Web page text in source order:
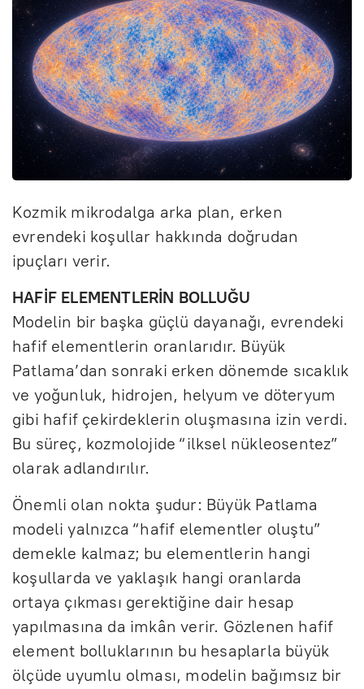
Kozmik mikrodalga arka plan, erken
evrendeki koşullar hakkında doğrudan
ipuçları verir.
HAFİF ELEMENTLERİN BOLLUĞU
Modelin bir başka güçlü dayanağı, evrendeki
hafif elementlerin oranlarıdır. Büyük
Patlama’dan sonraki erken dönemde sıcaklık
ve yoğunluk, hidrojen, helyum ve döteryum
gibi hafif çekirdeklerin oluşmasına izin verdi.
Bu süreç, kozmolojide “ilksel nükleosentez”
olarak adlandırılır.
Önemli olan nokta şudur: Büyük Patlama
modeli yalnızca “hafif elementler oluştu”
demekle kalmaz; bu elementlerin hangi
koşullarda ve yaklaşık hangi oranlarda
ortaya çıkması gerektiğine dair hesap
yapılmasına da imkân verir. Gözlenen hafif
element bolluklarının bu hesaplarla büyük
ölçüde uyumlu olması, modelin bağımsız bir